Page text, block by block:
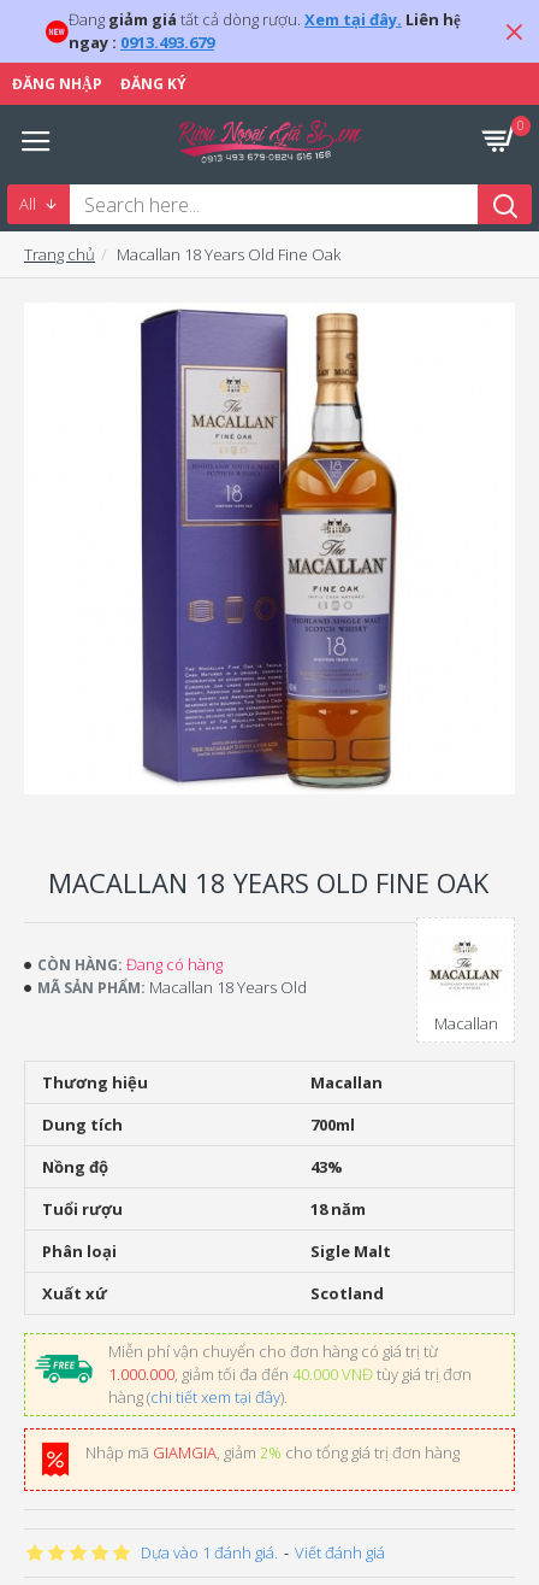
Đang giảm giá tất cả dòng rượu. Xem tại đây. Liên hệ
ngay : 0913.493.679
ĐĂNG NHẬP ĐĂNG KÝ
0
All
Trang chủ Macallan 18 Years Old Fine Oak
MACALLAN 18 YEARS OLD FINE OAK
Thương hiệu
Macallan
Dung tích
700ml
Nồng độ
43%
Tuổi rượu
18 năm
Phân loại
Sigle Malt
Xuất xứ
Scotland
Miễn phí vận chuyển cho đơn hàng có giá trị từ
1.000.000, giảm tối đa đến 40.000 VNĐtùy giá trị đơn
hàng (chi tiết xem tại đây).
Nhập mã GIAMGIA, giảm 2% cho tổng giá trị đơn hàng
CÒN HÀNG: Đang có hàng
MÃ SẢN PHẨM: Macallan 18 Years Old
Macallan
Dựa vào 1 đánh giá. - Viết đánh giá